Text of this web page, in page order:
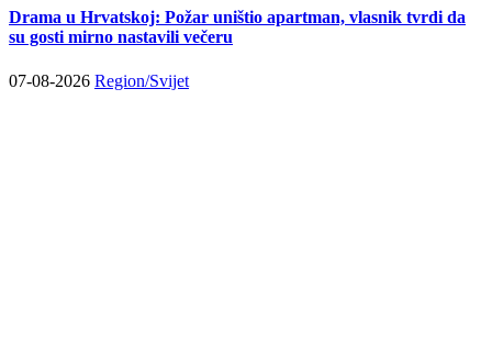
Drama u Hrvatskoj: Požar uništio apartman, vlasnik tvrdi da
su gosti mirno nastavili večeru
07-08-2026 Region/Svijet